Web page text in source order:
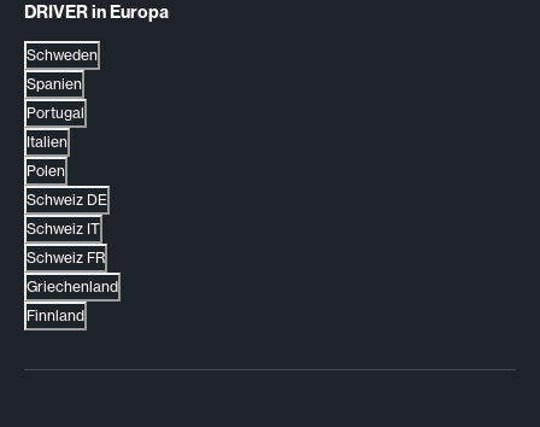
DRIVER in Europa
Schweden
Spanien
Portugal
Italien
Polen
Schweiz DE
Schweiz IT
Schweiz FR
Griechenland
Finnland